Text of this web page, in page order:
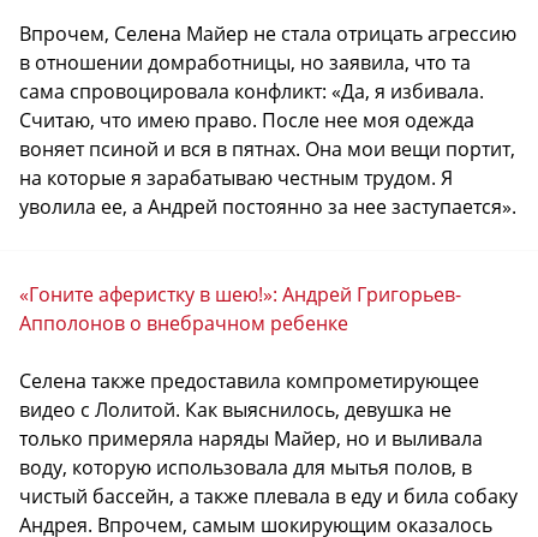
Впрочем, Селена Майер не стала отрицать агрессию
в отношении домработницы, но заявила, что та
сама спровоцировала конфликт: «Да, я избивала.
Считаю, что имею право. После нее моя одежда
воняет псиной и вся в пятнах. Она мои вещи портит,
на которые я зарабатываю честным трудом. Я
уволила ее, а Андрей постоянно за нее заступается».
«Гоните аферистку в шею!»: Андрей Григорьев-
Апполонов о внебрачном ребенке
Селена также предоставила компрометирующее
видео с Лолитой. Как выяснилось, девушка не
только примеряла наряды Майер, но и выливала
воду, которую использовала для мытья полов, в
чистый бассейн, а также плевала в еду и била собаку
Андрея. Впрочем, самым шокирующим оказалось